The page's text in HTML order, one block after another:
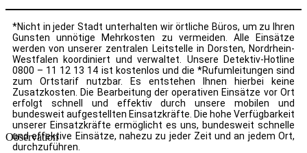
*Nicht in jeder Stadt unterhalten wir örtliche Büros, um zu Ihren
Gunsten unnötige Mehrkosten zu vermeiden. Alle Einsätze
werden von unserer zentralen Leitstelle in Dorsten, Nordrhein-
Westfalen koordiniert und verwaltet. Unsere Detektiv-Hotline
0800 – 11 12 13 14 ist kostenlos und die *Rufumleitungen sind
zum Ortstarif nutzbar. Es entstehen Ihnen hierbei keine
Zusatzkosten. Die Bearbeitung der operativen Einsätze vor Ort
erfolgt schnell und effektiv durch unsere mobilen und
bundesweit aufgestellten Einsatzkräfte. Die hohe Verfügbarkeit
unserer Einsatzkräfte ermöglicht es uns, bundesweit schnelle
und effektive Einsätze, nahezu zu jeder Zeit und an jedem Ort,
durchzuführen.
Observation